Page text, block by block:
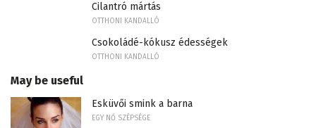
Cilantró mártás
OTTHONI KANDALLÓ
Csokoládé-kókusz édességek
OTTHONI KANDALLÓ
May be useful
Esküvői smink a barna
EGY NŐ SZÉPSÉGE